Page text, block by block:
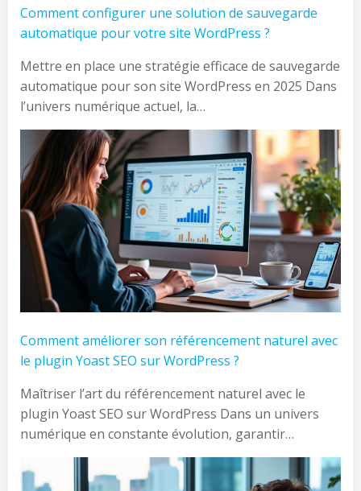
Comment configurer une solution de sauvegarde
automatique pour votre site WordPress ?
Mettre en place une stratégie efficace de sauvegarde
automatique pour son site WordPress en 2025 Dans
l’univers numérique actuel, la…
Comment améliorer son référencement naturel avec
le plugin Yoast SEO sur WordPress ?
Maîtriser l’art du référencement naturel avec le
plugin Yoast SEO sur WordPress Dans un univers
numérique en constante évolution, garantir…